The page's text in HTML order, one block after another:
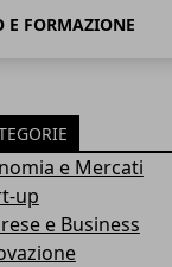
E FORMAZIONE
e Mercati
up
e Business